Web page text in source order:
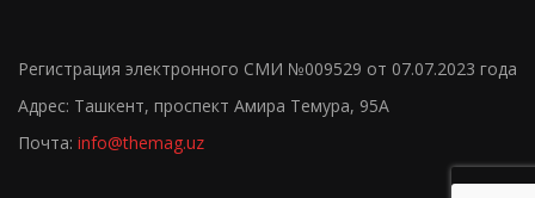
Регистрация электронного СМИ №009529 от 07.07.2023 года
Адрес: Ташкент, проспект Амира Темура, 95А
Почта: info@themag.uz